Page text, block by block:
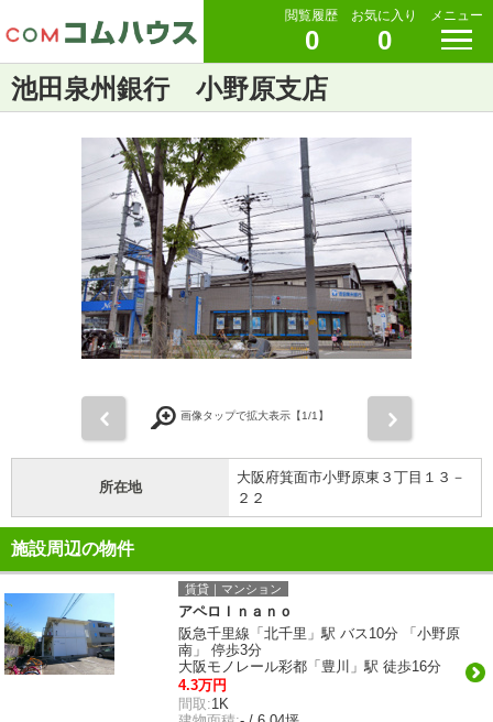
閲覧履歴
0
お気に入り
0
メニュー
池田泉州銀行 小野原支店
画像タップで拡大表示【1/1】
所在地
大阪府箕面市小野原東３丁目１３－
２２
施設周辺の物件
賃貸｜マンション
アペロＩｎａｎｏ
阪急千里線「北千里」駅 バス10分 「小野原
南」 停歩3分
大阪モノレール彩都「豊川」駅 徒歩16分
4.3万円
間取:1K